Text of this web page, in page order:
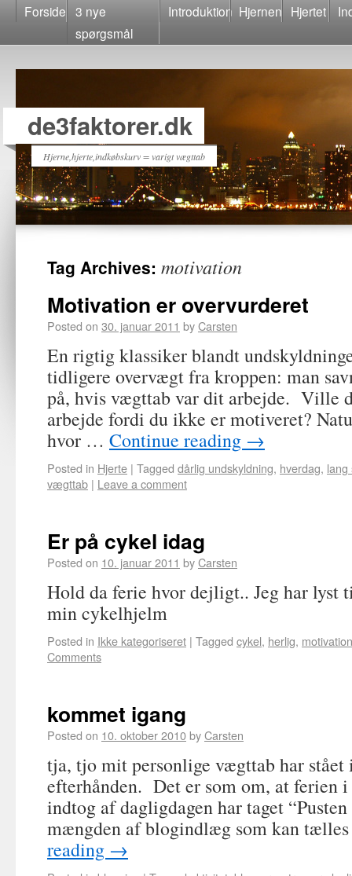
Forside 3 nye
spørgsmål
Introduktion Hjernen Hjertet
de3faktorer.dk
Hjerne,hjerte,indkøbskurv = varigt vægttab
Tag Archives: motivation
Motivation er overvurderet
Posted on 30. januar 2011 byCarsten
En rigtig klassiker blandt
tidligere overvægt fra kroppen: man
på, hvis vægttab var dit arbejde. Ville
arbejde fordi du ikke er motiveret?
hvor … Continue reading →
Posted in Hjerte | Tagged dårlig undskyldning, hverdag, lang
vægttab | Leave a comment
Er på cykel idag
Posted on 10. januar 2011 byCarsten
Hold da ferie hvor dejligt.. Jeg har lyst
min cykelhjelm
Posted in Ikke kategoriseret | Tagged cykel, herlig, motivation
Comments
kommet igang
Posted on 10. oktober 2010byCarsten
tja, tjo mit personlige vægttab har
efterhånden. Det er som om, at ferien
indtog af dagligdagen har taget
mængden af blogindlæg som kan
reading →